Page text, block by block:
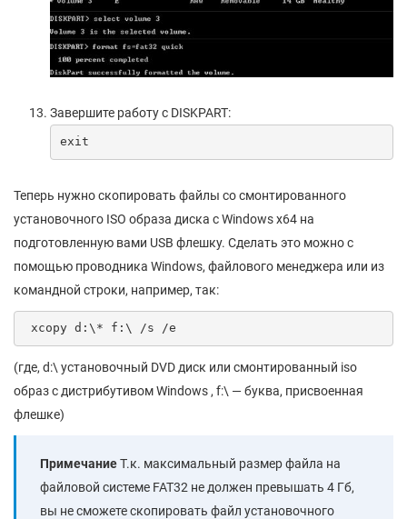
Завершите работу с DISKPART:
exit
Теперь нужно скопировать файлы со смонтированного
установочного ISO образа диска с Windows x64 на
подготовленную вами USB флешку. Сделать это можно с
помощью проводника Windows, файлового менеджера или из
командной строки, например, так:
xcopy d:\* f:\ /s /e
(где, d:\ установочный DVD диск или смонтированный iso
образ с дистрибутивом Windows , f:\ — буква, присвоенная
флешке)
ПримечаниеТ.к. максимальный размер файла на
файловой системе FAT32 не должен превышать 4 Гб,
вы не сможете скопировать файл установочного